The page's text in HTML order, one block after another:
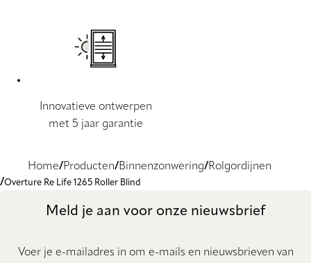
Innovatieve ontwerpen
met 5 jaar garantie
Home Producten Binnenzonwering Rolgordijnen
Overture Re Life 1265 Roller Blind
Meld je aan voor onze nieuwsbrief
Voer je e-mailadres in om e-mails en nieuwsbrieven van